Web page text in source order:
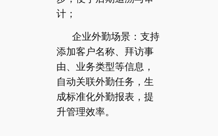
计；
企业外勤场景：支持
添加客户名称、拜访事
由、业务类型等信息，
自动关联外勤任务，生
成标准化外勤报表，提
升管理效率。